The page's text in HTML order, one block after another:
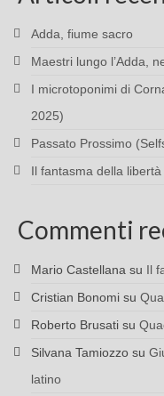
Adda, fiume sacro
Maestri lungo l’Adda,
I microtoponimi di
2025)
Passato Prossimo
Il fantasma della
Commenti
Mario Castellana su Il
Cristian Bonomi su
Roberto Brusati su
Silvana Tamiozzo su
latino